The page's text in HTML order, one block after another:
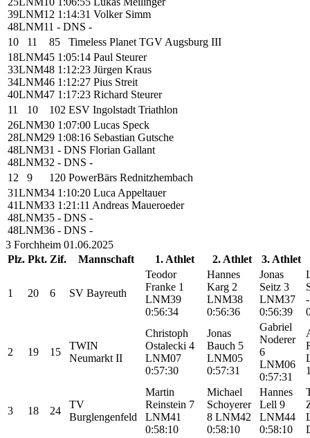
39LNM12 1:14:31 Volker Simm
48LNM11 - DNS -
10
11 85
Timeless Planet TGV Augsburg III
18LNM45 1:05:14 Paul Steurer
33LNM48 1:12:23 Jürgen Kraus
34LNM46 1:12:27 Pius Streit
40LNM47 1:17:23 Richard Steurer
11
10 102 ESV Ingolstadt Triathlon
26LNM30 1:07:00 Lucas Speck
28LNM29 1:08:16 Sebastian Gutsche
48LNM31 - DNS Florian Gallant
48LNM32 - DNS -
12
9 120 PowerBärs Rednitzhembach
31LNM34 1:10:20 Luca Appeltauer
41LNM33 1:21:11 Andreas Maueroeder
48LNM35 - DNS -
48LNM36 - DNS -
3 Forchheim 01.06.2025
Plz. Pkt. Zif. Mannschaft 1. Athlet 2. Athlet 3. Athlet
1 20 6 SV Bayreuth
Teodor
Franke 1
LNM39
0:56:34
Hannes
Karg 2
LNM38
0:56:36
Jonas
Seitz 3
LNM37
0:56:39
2 19 15
TWIN
Neumarkt II
Christoph
Ostalecki 4
LNM07
0:57:30
Jonas
Bauch 5
LNM05
0:57:31
Gabriel
Noderer
6
LNM06
0:57:31
3 18 24
TV
Burglengenfeld
Martin
Reinstein 7
LNM41
0:58:10
Michael
Schoyerer
8 LNM42
0:58:10
Hannes
Lell 9
LNM44
0:58:10